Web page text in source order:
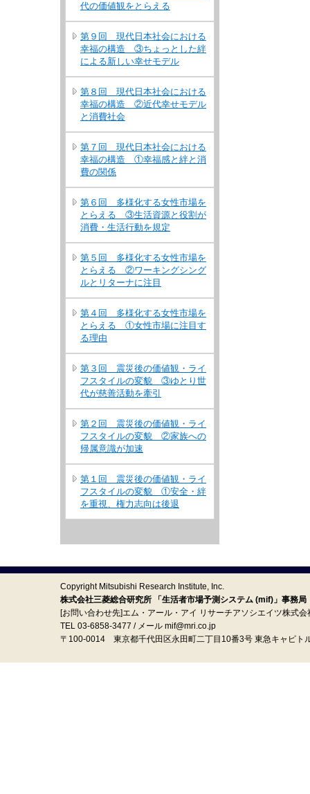
代の価値観をとらえる
第９回 現代日本社会における
幸福の構造 ③ちょっとした絆
による新しい幸せモデル
第８回 現代日本社会における
幸福の構造 ②近代幸せモデル
と消費社会
第７回 現代日本社会における
幸福の構造 ①幸福感と絆と消
費の関係
第６回 多様化する女性市場を
とらえる ③生活資源と役割が
消費・生活行動を規定
第５回 多様化する女性市場を
とらえる ②ワーキングシング
ルとリターナに注目
第４回 多様化する女性市場を
とらえる ①女性市場に注目す
る理由
第３回 震災後の価値観・ライ
フスタイルの変貌 ③ゆとり世
代が慈善活動を牽引
第２回 震災後の価値観・ライ
フスタイルの変貌 ②家族への
帰属意識が加速
第１回 震災後の価値観・ライ
フスタイルの変貌 ①安全・絆
を重視、権力志向は後退
Copyright Mitsubishi Research Institute, Inc.
株式会社三菱総合研究所 「生活者市場予測システム (mif)」事務局
[お問い合わせ先]エム・アール・アイ リサーチアソシエイツ株式会
TEL 03-6858-3477 / メール mif@mri.co.jp
〒100‐0014 東京都千代田区永田町二丁目10番3号 東急キャピト